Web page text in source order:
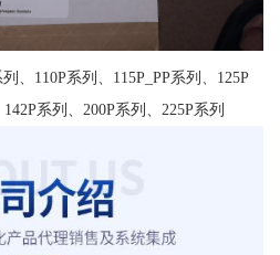
、110P系列、115P_PP系列、125P
系列、200P系列、225P系列